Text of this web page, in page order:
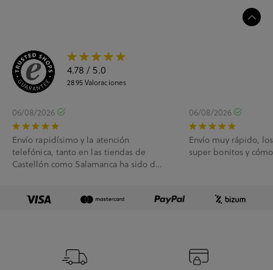
4.78 / 5.0
2895Valoraciones
06/08/2026
Envío rapidísimo y la atención
telefónica, tanto en las tiendas de
Castellón como Salamanca ha sido de
06/08/2026
Envío muy rápido,
super bonitos y